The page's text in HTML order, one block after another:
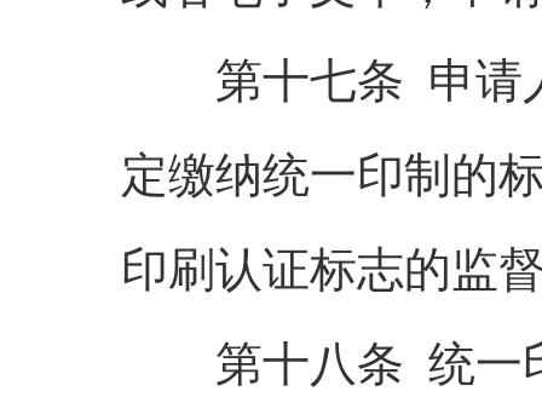
第十七条 申请人
定缴纳统一印制的
印刷认证标志的监
第十八条 统一印